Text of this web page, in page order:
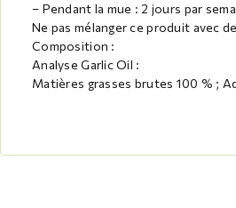
– Pendant la mue : 2 jours par
Ne pas mélanger ce produit avec de
Composition :
Analyse Garlic Oil :
Matières grasses brutes 100 % ;